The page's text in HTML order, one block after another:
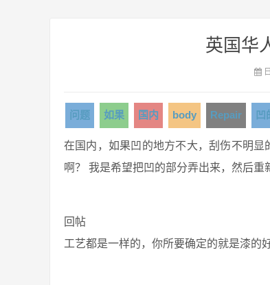
英国华
问题 如果 国内 body Repair 凹
在国内，如果凹的地方不大，刮伤不明
啊？ 我是希望把凹的部分弄出来，然后重
回帖
工艺都是一样的，你所要确定的就是漆的